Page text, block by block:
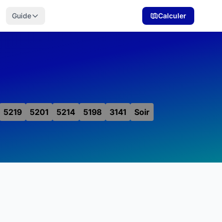
Guide Calculer
5219 5201 5214 5198 3141 Soir